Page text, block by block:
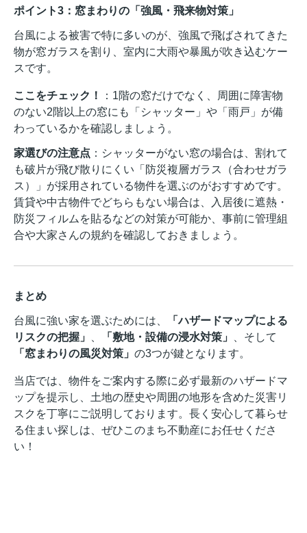
ポイント3：窓まわりの「強風・飛来物対策」
台風による被害で特に多いのが、強風で飛ばされてきた
物が窓ガラスを割り、室内に大雨や暴風が吹き込むケー
スです。
ここをチェック！
：1階の窓だけでなく、周囲に障害物
のない2階以上の窓にも「シャッター」や「雨戸」が備
わっているかを確認しましょう。
家選びの注意点 ：シャッターがない窓の場合は、割れて
も破片が飛び散りにくい「防災複層ガラス（合わせガラ
ス）」が採用されている物件を選ぶのがおすすめです。
賃貸や中古物件でどちらもない場合は、入居後に遮熱・
防災フィルムを貼るなどの対策が可能か、事前に管理組
合や大家さんの規約を確認しておきましょう。
まとめ
台風に強い家を選ぶためには、
「ハザードマップによる
リスクの把握」
「敷地・設備の浸水対策」
、そして
「窓まわりの風災対策」 の3つが鍵となります。
当店では、物件をご案内する際に必ず最新のハザードマ
ップを提示し、土地の歴史や周囲の地形を含めた災害リ
スクを丁寧にご説明しております。長く安心して暮らせ
る住まい探しは、ぜひこのまち不動産にお任せくださ
い！